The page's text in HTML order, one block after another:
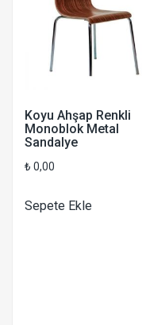
Koyu Ahşap Renkli
Monoblok Metal
Sandalye
₺ 0,00
Sepete Ekle